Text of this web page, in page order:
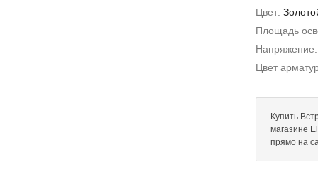
Цвет:
Площадь
Цвет
Купить
магазине
прямо на